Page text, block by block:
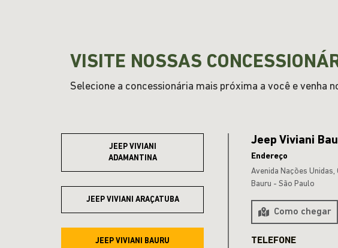
VISITE NOSSAS
Selecione a concessionária mais próxima a você e venha
JEEP VIVIANI
ADAMANTINA
JEEP VIVIANI ARAÇATUBA
JEEP VIVIANI BAURU
Jeep Viviani
Endereço
Avenida Nações Unidas,
Bauru - São Paulo
Como chegar